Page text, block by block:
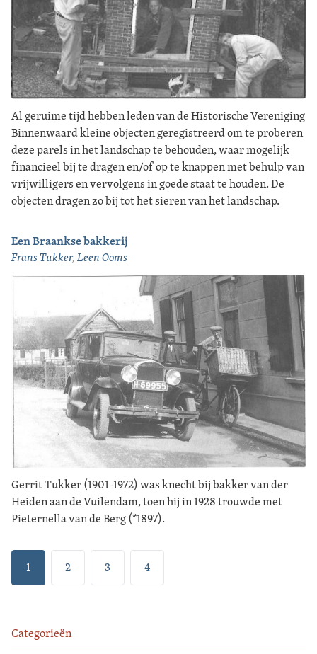
Al geruime tijd hebben leden van de Historische Vereniging
Binnenwaard kleine objecten geregistreerd om te proberen
deze parels in het landschap te behouden, waar mogelijk
financieel bij te dragen en/of op te knappen met behulp van
vrijwilligers en vervolgens in goede staat te houden. De
objecten dragen zo bij tot het sieren van het landschap.
Een Braankse bakkerij
Frans Tukker,Leen Ooms
Gerrit Tukker (1901-1972) was knecht bij bakker van der
Heiden aan de Vuilendam, toen hij in 1928 trouwde met
Pieternella van de Berg (*1897).
1 2 3 4
Categorieën